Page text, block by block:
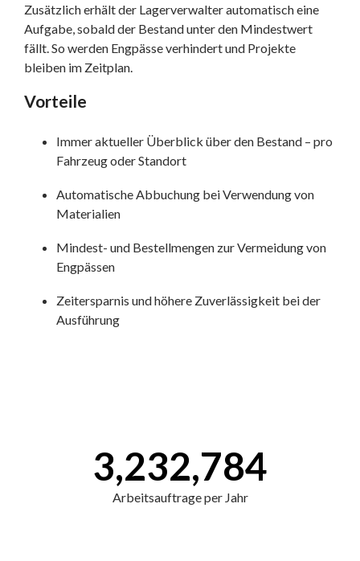
Zusätzlich erhält der Lagerverwalter automatisch eine
Aufgabe, sobald der Bestand unter den Mindestwert
fällt. So werden Engpässe verhindert und Projekte
bleiben im Zeitplan.
Vorteile
Immer aktueller Überblick über den Bestand – pro
Fahrzeug oder Standort
Automatische Abbuchung bei Verwendung von
Materialien
Mindest- und Bestellmengen zur Vermeidung von
Engpässen
Zeitersparnis und höhere Zuverlässigkeit bei der
Ausführung
3,232,784
Arbeitsauftrage per Jahr